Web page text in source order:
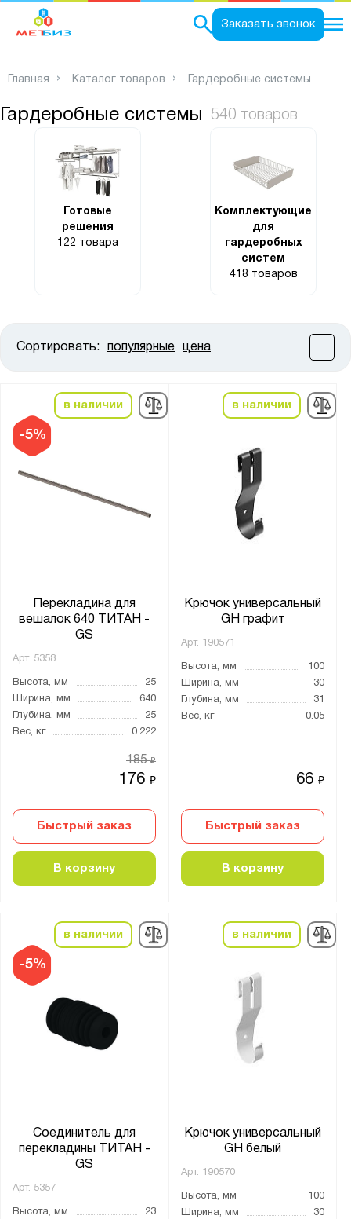
Заказать звонок
Главная Каталог товаров Гардеробные системы
Гардеробные системы 540 товаров
Готовые
решения
122 товара
Комплектующие
для
гардеробных
систем
418 товаров
Сортировать: популярные цена
-5%
в наличии
Перекладина для
вешалок 640 ТИТАН -
GS
Арт. 5358
Высота, мм
25
Ширина, мм
640
Глубина, мм
25
Вес, кг
0.222
176₽
185₽
Быстрый заказ
В корзину
в наличии
Крючок универсальный
GH графит
Арт. 190571
Высота, мм
100
Ширина, мм
30
Глубина, мм
31
Вес, кг
0.05
66₽
Быстрый заказ
В корзину
-5%
в наличии
Соединитель для
перекладины ТИТАН -
GS
Арт. 5357
Высота, мм
23
в наличии
Крючок универсальный
GH белый
Арт. 190570
Высота, мм
100
Ширина, мм
30
Высота, мм:
от
Ширина, мм:
от до
Тип покрытия поверхности:
от до
Антрацит (0164 PE)
Белый (0101 PE)
Транспортный белый (RAL 9016)
Материал:
Для балкона
Для ванной